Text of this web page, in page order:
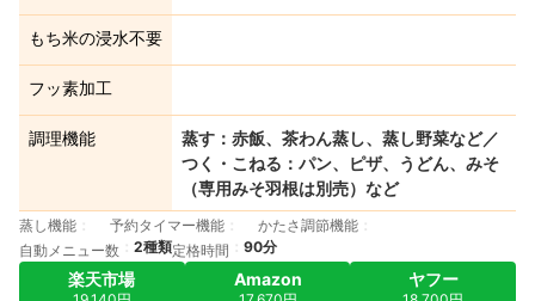
もち米の浸水不要
フッ素加工
調理機能
蒸す：赤飯、茶わん蒸し、蒸し野菜など／
つく・こねる：パン、ピザ、うどん、みそ
（専用みそ羽根は別売）など
蒸し機能 予約タイマー機能
かたさ調節機能
自動メニュー数
2種類定格時間 90分
楽天市場 Amazon ヤフー